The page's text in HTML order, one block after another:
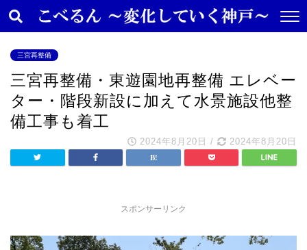
三宮再整備
三宮再整備・東遊園地再整備 エレベー
ター・階段新設に加えて水景施設他整
備工事も着工
2024年8月20日 / 2024年8月20日
スポンサーリンク